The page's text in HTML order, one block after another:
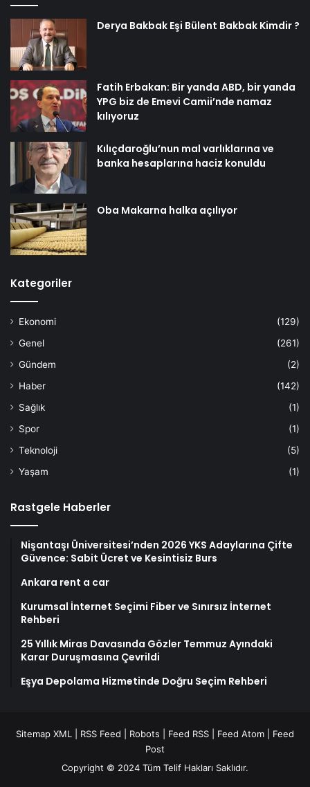
Derya Bakbak Eşi Bülent Bakbak Kimdir ?
Fatih Erbakan: Bir yanda ABD, bir yanda
YPG biz de Emevi Camii’nde namaz
kılıyoruz
Kılıçdaroğlu’nun mal varlıklarına ve
banka hesaplarına haciz konuldu
Oba Makarna halka açılıyor
Kategoriler
Ekonomi
(129)
Genel
(261)
Gündem
(2)
Haber
(142)
Sağlık
(1)
Spor
(1)
Teknoloji
(5)
Yaşam
(1)
Rastgele Haberler
Nişantaşı Üniversitesi’nden 2026 YKS Adaylarına Çifte
Güvence: Sabit Ücret ve Kesintisiz Burs
Ankara rent a car
Kurumsal İnternet Seçimi Fiber ve Sınırsız İnternet
Rehberi
25 Yıllık Miras Davasında Gözler Temmuz Ayındaki
Karar Duruşmasına Çevrildi
Eşya Depolama Hizmetinde Doğru Seçim Rehberi
Sitemap XML RSS Feed Robots Feed RSS Feed Atom
Feed
Post
Copyright © 2024 Tüm Telif Hakları Saklıdır.